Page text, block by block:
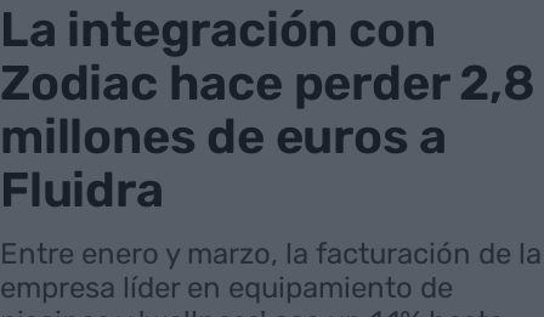
La integración con
Zodiac hace perder 2,8
millones de euros a
Fluidra
Entre enero y marzo, la facturación de la
empresa líder en equipamiento de